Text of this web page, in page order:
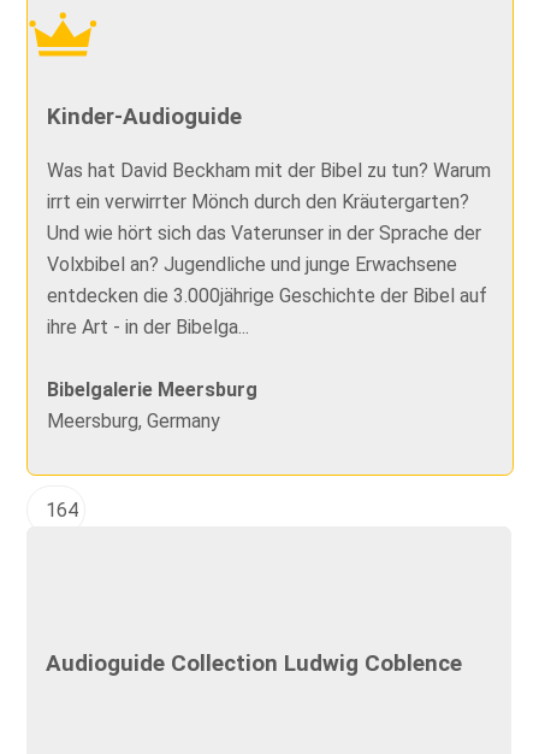
Kinder-Audioguide
Was hat David Beckham mit der Bibel zu tun? Warum
irrt ein verwirrter Mönch durch den Kräutergarten?
Und wie hört sich das Vaterunser in der Sprache der
Volxbibel an? Jugendliche und junge Erwachsene
entdecken die 3.000jährige Geschichte der Bibel auf
ihre Art - in der Bibelga...
Bibelgalerie Meersburg
Meersburg, Germany
164
Audioguide Collection Ludwig Coblence